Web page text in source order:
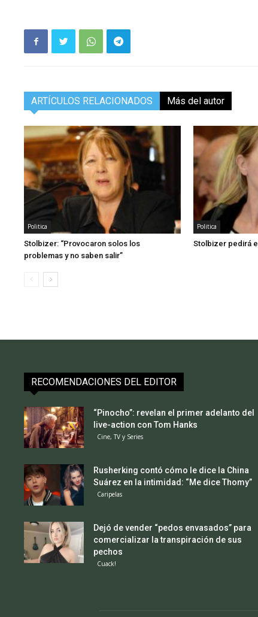
ARTÍCULOS RELACIONADOS Más del autor
Politica
Stolbizer: “Provocaron solos los
problemas y no saben salir”
Politica
Stolbizer pedirá
RECOMENDACIONES DEL EDITOR
“Pinocho”: revelan el primer adelanto del
live-action con Tom Hanks
Cine, TV y Series
Rusherking contó cómo le dice la China
Suárez en la intimidad: “Me dice Thomy”
Caripelas
Dejó de vender “pedos envasados” para
comercializar la transpiración de sus
pechos
Cuack!